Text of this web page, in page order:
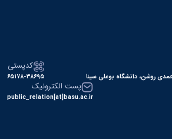
روشن، دانشگاه بوعلی سینا
کدپستی
۶۵۱۷۸-۳۸۶۹۵
پست الکترونیک
public_relation[at]basu.ac.ir